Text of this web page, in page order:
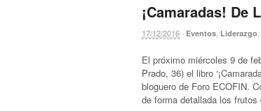
¡Camaradas! De
17/12/2016 · Eventos Liderazgo
El próximo miércoles 9 de
Prado, 36) el libro
bloguero de Foro ECOFIN.
de forma detallada los